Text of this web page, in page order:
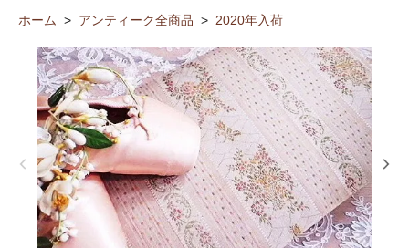
ホーム > アンティーク全商品 > 2020年入荷